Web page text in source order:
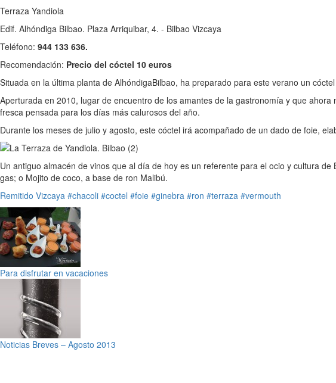
Terraza Yandiola
Edif. Alhóndiga Bilbao. Plaza Arriquibar, 4. - Bilbao Vizcaya
Teléfono: 944 133 636.
Recomendación: Precio del cóctel 10 euros
Situada en la última planta de AlhóndigaBilbao, ha preparado para este verano un
Aperturada en 2010, lugar de encuentro de los amantes de la gastronomía y que
fresca pensada para los días más calurosos del año.
Durante los meses de julio y agosto, este cóctel irá acompañado de un dado de foie,
Un antiguo almacén de vinos que al día de hoy es un referente para el ocio y cultura
gas; o Mojito de coco, a base de ron Malibú.
Remitido Vizcaya #chacoli #coctel #foie #ginebra #ron #terraza #vermouth
Para disfrutar en vacaciones
Noticias Breves – Agosto 2013